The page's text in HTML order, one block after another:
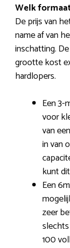
Welk
De prijs van
name af van
inschatting.
grootte kost
hardlopers.
Een 3-
voor
van
in van
kunt
Een
zeer
100